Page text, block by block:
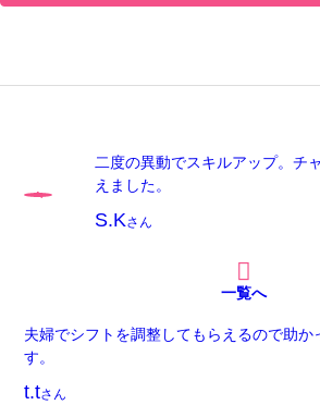
夫婦でシフトを調整してもらえるので助か
す。
t.tさん
二度の異動でスキルアップ。チ
えました。
S.Kさん
一覧へ